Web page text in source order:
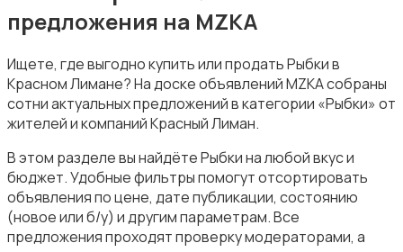
Товары для животных
Аквариумистика
предложения на MZKA
Ищете, где выгодно купить или продать Рыбки в
Красном Лимане? На доске объявлений MZKA собраны
сотни актуальных предложений в категории «Рыбки» от
жителей и компаний Красный Лиман.
В этом разделе вы найдёте Рыбки на любой вкус и
бюджет. Удобные фильтры помогут отсортировать
объявления по цене, дате публикации, состоянию
(новое или б/у) и другим параметрам. Все
предложения проходят проверку модераторами, а